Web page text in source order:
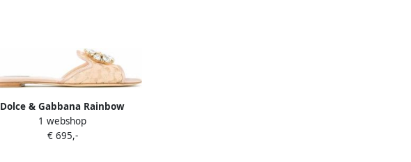
Dolce & Gabbana Rainbow
sandalen met broche Beige
1 webshop
€ 695,-